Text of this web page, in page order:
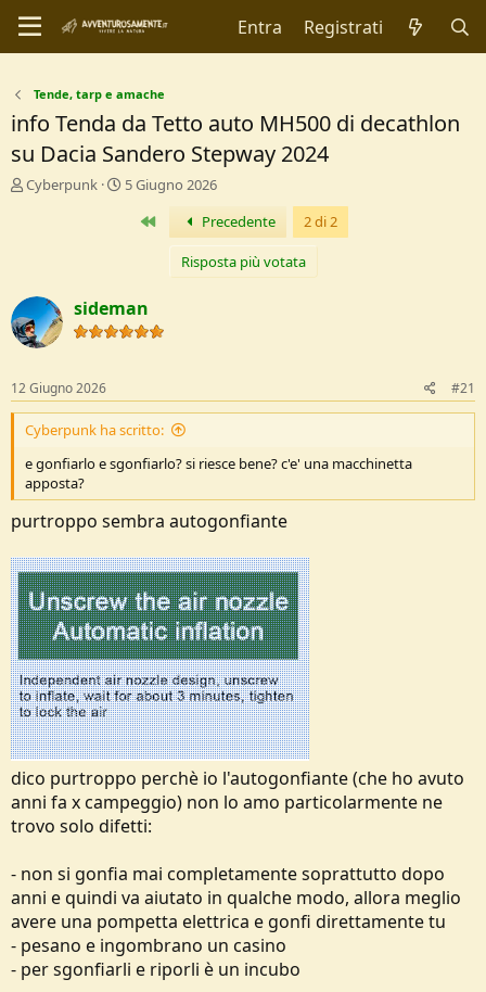
Entra Registrati
Tende, tarp e amache
info Tenda da Tetto auto MH500 di decathlon
su Dacia Sandero Stepway 2024
C
r
e
D
c
u
s
s
i
o
n
Cyberpunk
D
I
n
i
o
5 Giugno 2026
Primo Precedente 2 di 2
Risposta più votata
sideman
12 Giugno 2026 #21
Cyberpunk ha scritto:
e gonfiarlo e sgonfiarlo? si riesce bene? c'e' una macchinetta
apposta?
purtroppo sembra autogonfiante
dico purtroppo perchè io l'autogonfiante (che ho avuto
anni fa x campeggio) non lo amo particolarmente ne
trovo solo difetti:
- non si gonfia mai completamente soprattutto dopo
anni e quindi va aiutato in qualche modo, allora meglio
avere una pompetta elettrica e gonfi direttamente tu
- pesano e ingombrano un casino
- per sgonfiarli e riporli è un incubo